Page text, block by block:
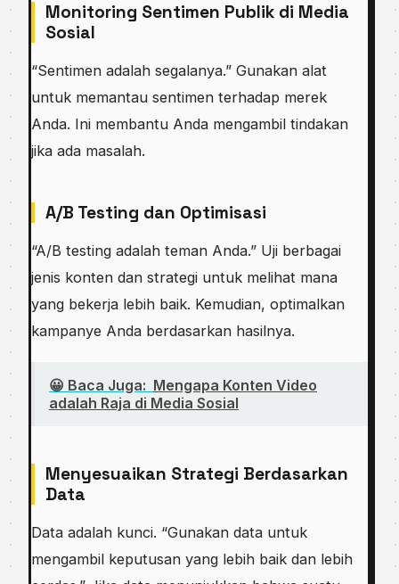
Monitoring Sentimen Publik di Media
Sosial
“Sentimen adalah segalanya.” Gunakan alat
untuk memantau sentimen terhadap merek
Anda. Ini membantu Anda mengambil tindakan
jika ada masalah.
A/B Testing dan Optimisasi
“A/B testing adalah teman Anda.” Uji berbagai
jenis konten dan strategi untuk melihat mana
yang bekerja lebih baik. Kemudian, optimalkan
kampanye Anda berdasarkan hasilnya.
😀 Baca Juga: Mengapa Konten Video
adalah Raja di Media Sosial
Menyesuaikan Strategi Berdasarkan
Data
Data adalah kunci. “Gunakan data untuk
mengambil keputusan yang lebih baik dan lebih